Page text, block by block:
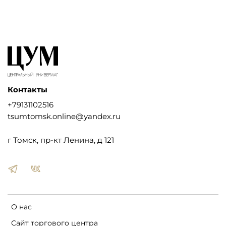
О нас
Сайт торгового центра
Контакты
+79131102516
tsumtomsk.online@yandex.ru
г Томск, пр-кт Ленина, д 121